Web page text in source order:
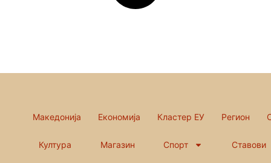
Македонија Економија Кластер ЕУ Регион
Култура Магазин Спорт Ставови